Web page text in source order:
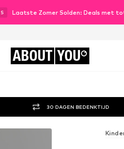
S Laatste Zomer Solden: Deals met
ABOUT YOU
30 DAGEN BEDENKTIJD